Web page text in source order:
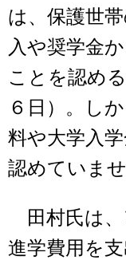
は、保護世
入や奨学金
ことを認め
６日）。し
料や大学入
認めていませ
田村氏は、
進学費用を